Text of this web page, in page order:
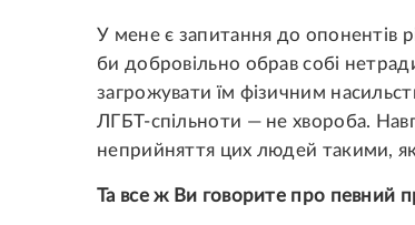
У мене є запитання до опонентів
би добровільно обрав собі
загрожувати їм фізичним
ЛГБТ-спільноти — не хвороба.
неприйняття цих людей такими,
Та все ж Ви говорите про певний